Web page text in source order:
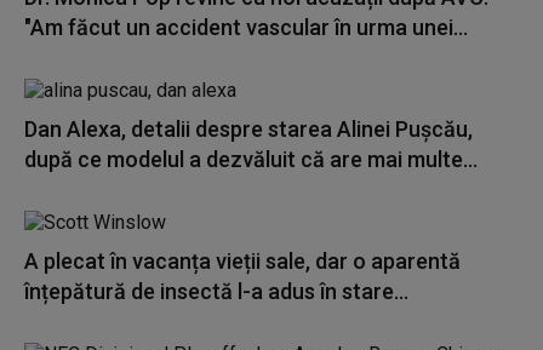
"Am făcut un accident vascular în urma unei...
Dan Alexa, detalii despre starea Alinei Pușcău,
după ce modelul a dezvăluit că are mai multe...
A plecat în vacanța vieții sale, dar o aparentă
înțepătură de insectă l-a adus în stare...